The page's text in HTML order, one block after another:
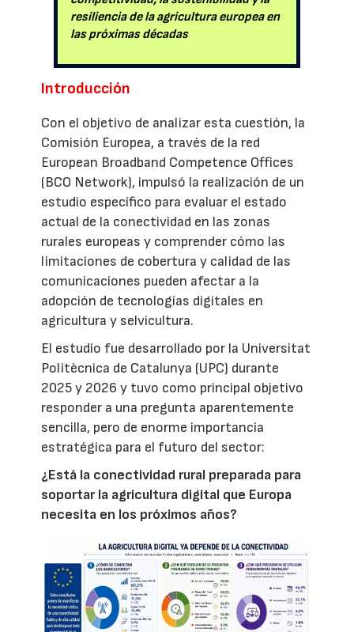
resiliencia de la agricultura europea en
las próximas décadas
Introducción
Con el objetivo de analizar esta cuestión, la
Comisión Europea, a través de la red
European Broadband Competence Offices
(BCO Network), impulsó la realización de un
estudio específico para evaluar el estado
actual de la conectividad en las zonas
rurales europeas y comprender cómo las
limitaciones de cobertura y calidad de las
comunicaciones pueden afectar a la
adopción de tecnologías digitales en
agricultura y selvicultura.
El estudio fue desarrollado por la Universitat
Politècnica de Catalunya (UPC) durante
2025 y 2026 y tuvo como principal objetivo
responder a una pregunta aparentemente
sencilla, pero de enorme importancia
estratégica para el futuro del sector:
¿Está la conectividad rural preparada para
soportar la agricultura digital que Europa
necesita en los próximos años?